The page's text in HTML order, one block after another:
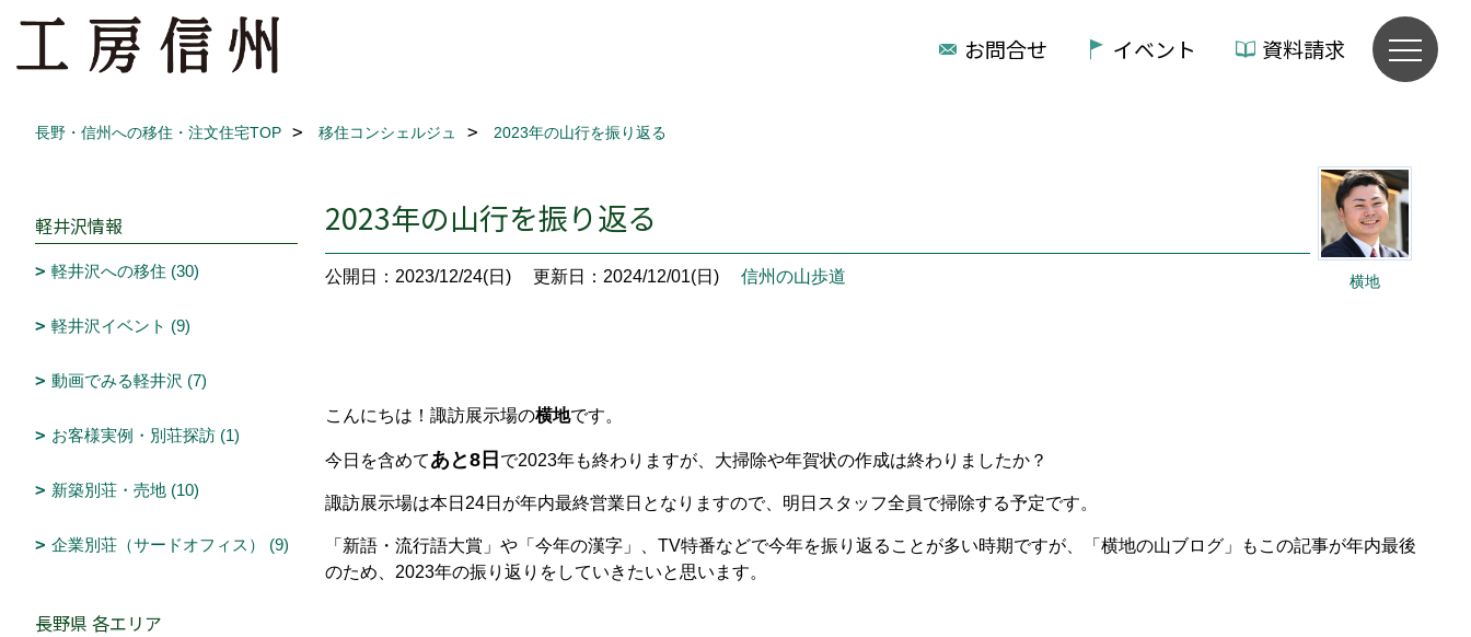
お問合せ イベント 資料請求
長野・信州への移住・注文住宅TOP 移住コンシェルジュ 2023年の山行を振り返る
横地
2023年の山行を振り返る
公開日：2023/12/24(日) 更新日：2024/12/01(日) 信州の山歩道
こんにちは！諏訪展示場の横地です。
今日を含めてあと8日 で2023年も終わりますが、大掃除や年賀状の作成は終わりましたか？
諏訪展示場は本日24日が年内最終営業日となりますので、明日スタッフ全員で掃除する予定です。
「新語・流行語大賞」や「今年の漢字」、TV特番などで今年を振り返ることが多い時期ですが、「横地の山ブログ」もこの記事が年内最後
のため、2023年の振り返りをしていきたいと思います。
軽井沢情報
軽井沢への移住 (30)
軽井沢イベント (9)
動画でみる軽井沢 (7)
お客様実例・別荘探訪 (1)
新築別荘・売地 (10)
企業別荘（サードオフィス） (9)
長野県 各エリア